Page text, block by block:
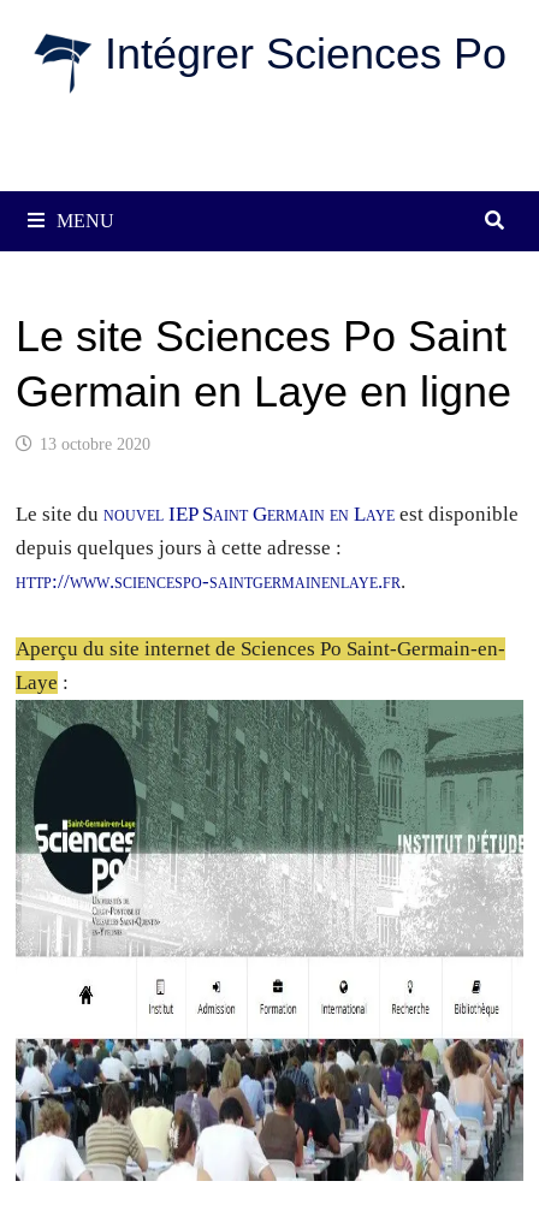
Intégrer Sciences Po
MENU
Le site Sciences Po Saint
Germain en Laye en ligne
13 octobre 2020
Le site dunouvel IEP Saint Germain en Laye est disponible
depuis quelques jours à cette adresse :
http://www.sciencespo-saintgermainenlaye.fr.
Aperçu du site internet de Sciences Po Saint-Germain-en-
Laye :